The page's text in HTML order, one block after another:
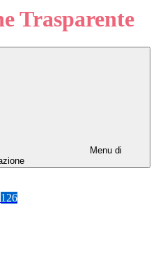
Trasparente
Menu di
126